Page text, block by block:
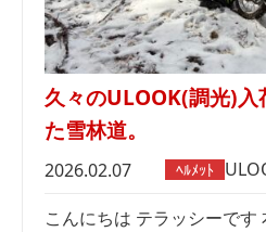
久々のULOOK(調光)入
た雪林道。
2026.02.07 ﾍﾙﾒｯﾄ
こんにちは テラッシーです